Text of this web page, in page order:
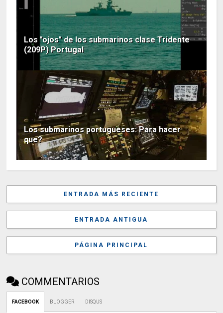
Los "ojos" de los submarinos clase Tridente
(209P) Portugal
Los submarinos portugueses: Para hacer
que?
ENTRADA MÁS RECIENTE
ENTRADA ANTIGUA
PÁGINA PRINCIPAL
COMMENTARIOS
FACEBOOK BLOGGER DISQUS